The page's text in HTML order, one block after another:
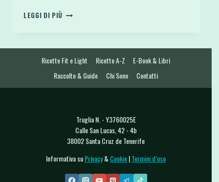
LEGGI DI PIÙ TORTA
AL
FORNO
Ricette Fit e Light Ricette A-Z
E-Book & Libri
Raccolte & Guide
Chi Sono Contatti
Truglia N. - Y3760025E
Calle San Lucas, 42 - 4b
38002 Santa Cruz de Tenerife
Informativa suPrivacy& Cookie|Termini d’uso